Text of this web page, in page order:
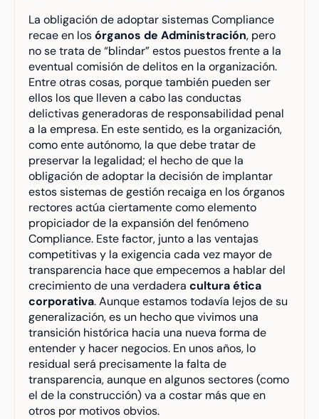
La obligación de adoptar sistemas Compliance
recae en los órganos de Administración, pero
no se trata de “blindar” estos puestos frente a la
eventual comisión de delitos en la organización.
Entre otras cosas, porque también pueden ser
ellos los que lleven a cabo las conductas
delictivas generadoras de responsabilidad penal
a la empresa. En este sentido, es la organización,
como ente autónomo, la que debe tratar de
preservar la legalidad; el hecho de que la
obligación de adoptar la decisión de implantar
estos sistemas de gestión recaiga en los órganos
rectores actúa ciertamente como elemento
propiciador de la expansión del fenómeno
Compliance. Este factor, junto a las ventajas
competitivas y la exigencia cada vez mayor de
transparencia hace que empecemos a hablar del
crecimiento de una verdadera cultura ética
corporativa. Aunque estamos todavía lejos de su
generalización, es un hecho que vivimos una
transición histórica hacia una nueva forma de
entender y hacer negocios. En unos años, lo
residual será precisamente la falta de
transparencia, aunque en algunos sectores (como
el de la construcción) va a costar más que en
otros por motivos obvios.